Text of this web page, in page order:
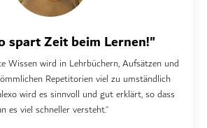
spart Zeit beim Lernen!"
Wissen wird in Lehrbüchern, Aufsätzen und
Repetitorien viel zu umständlich
wird es sinnvoll und gut erklärt, so dass
es viel schneller versteht.“